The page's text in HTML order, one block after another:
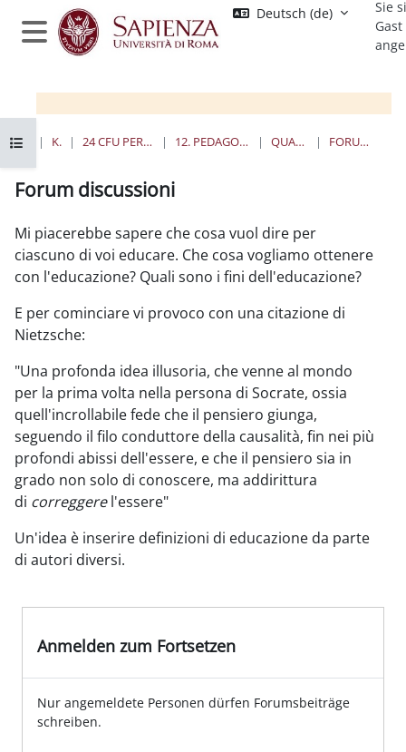
Zum Hauptinhalt
Website-Übersicht
Deutsch ‎(de)‎
Sie
Gast
Kursindex öffnen
STARTSEITE KURSE 24 CFU PER L'INSEGNAMENTO 12. PEDAGOGIA SPERIMENTALE QUANDO E DOVE FORUM DISCUSSIONI
Forum discussioni
Mi piacerebbe sapere che cosa vuol dire per
ciascuno di voi educare. Che cosa vogliamo ottenere
con l'educazione? Quali sono i fini dell'educazione?
E per cominciare vi provoco con una citazione di
Nietzsche:
"Una profonda idea illusoria, che venne al mondo
per la prima volta nella persona di Socrate, ossia
quell'incrollabile fede che il pensiero giunga,
seguendo il filo conduttore della causalità, fin nei più
profondi abissi dell'essere, e che il pensiero sia in
grado non solo di conoscere, ma addirittura
di correggerel'essere"
Un'idea è inserire definizioni di educazione da parte
di autori diversi.
Anmelden zum Fortsetzen
Nur angemeldete Personen dürfen Forumsbeiträge
schreiben.